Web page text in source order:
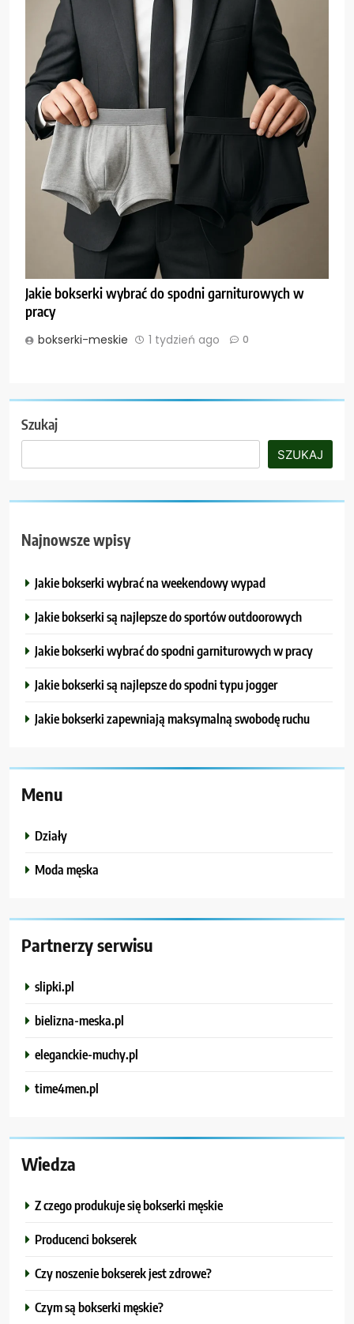
Jakie bokserki wybrać do spodni garniturowych w
pracy
bokserki-meskie 1 tydzień ago 0
Szukaj
SZUKAJ
Najnowsze wpisy
Jakie bokserki wybrać na weekendowy wypad
Jakie bokserki są najlepsze do sportów outdoorowych
Jakie bokserki wybrać do spodni garniturowych w pracy
Jakie bokserki są najlepsze do spodni typu jogger
Jakie bokserki zapewniają maksymalną swobodę ruchu
Menu
Działy
Moda męska
Partnerzy serwisu
slipki.pl
bielizna-meska.pl
eleganckie-muchy.pl
time4men.pl
Wiedza
Z czego produkuje się bokserki męskie
Producenci bokserek
Czy noszenie bokserek jest zdrowe?
Czym są bokserki męskie?